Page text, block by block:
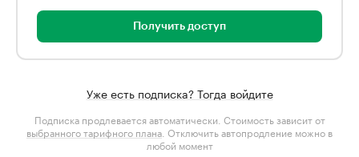
Получить доступ
Уже есть подписка? Тогда войдите
Подписка продлевается автоматически. Стоимость зависит от
выбранного тарифного плана . Отключить автопродление можно в
любой момент